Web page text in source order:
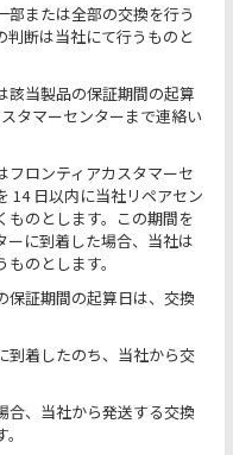
部または全部の交換を行う
断は当社にて行うものと
該当製品の保証期間の起算
タマーセンターまで連絡い
フロンティアカスタマーセ
14 日以内に当社リペアセン
ものとします。この期間を
ーに到着した場合、当社は
のとします。
保証期間の起算日は、交換
到着したのち、当社から交
合、当社から発送する交換